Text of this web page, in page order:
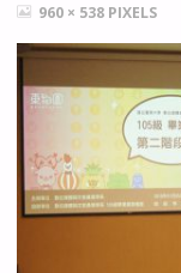
FULL960 × 538 PIXELS